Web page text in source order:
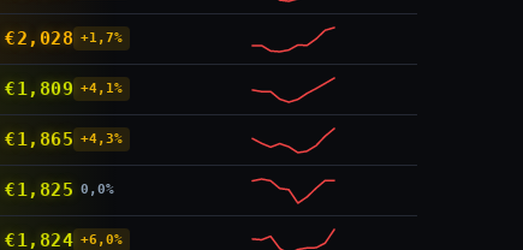
€2,028 +1,7%
€1,809 +4,1%
€1,865 +4,3%
€1,825 0,0%
€1,824 +6,0%